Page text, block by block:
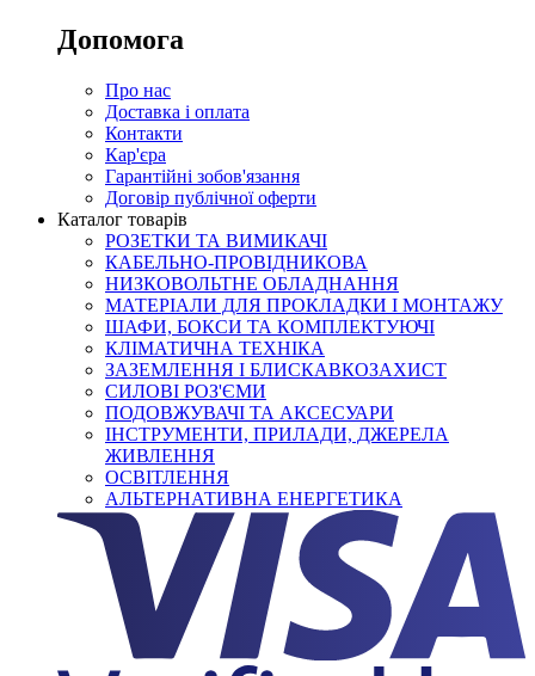
Допомога
Про нас
Доставка і оплата
Контакти
Кар'єра
Гарантійні зобов'язання
Договір публічної оферти
Каталог товарів
РОЗЕТКИ ТА ВИМИКАЧІ
КАБЕЛЬНО-ПРОВІДНИКОВА
НИЗКОВОЛЬТНЕ ОБЛАДНАННЯ
МАТЕРІАЛИ ДЛЯ ПРОКЛАДКИ І МОНТАЖУ
ШАФИ, БОКСИ ТА КОМПЛЕКТУЮЧІ
КЛІМАТИЧНА ТЕХНІКА
ЗАЗЕМЛЕННЯ І БЛИСКАВКОЗАХИСТ
СИЛОВІ РОЗ'ЄМИ
ПОДОВЖУВАЧІ ТА АКСЕСУАРИ
ІНСТРУМЕНТИ, ПРИЛАДИ, ДЖЕРЕЛА
ЖИВЛЕННЯ
ОСВІТЛЕННЯ
АЛЬТЕРНАТИВНА ЕНЕРГЕТИКА